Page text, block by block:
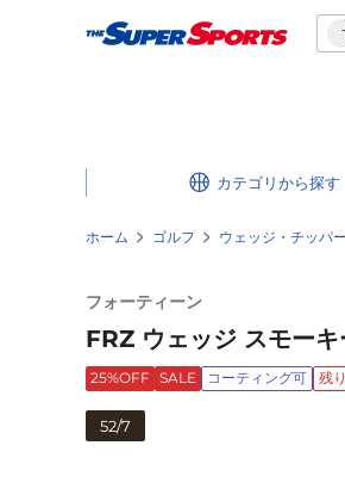
カテゴリ
ホーム ゴルフ ウェッジ・チッパー
フォーティーン
FRZ ウェッジ スモー
25%OFF SALE コーティング可 残
52/7